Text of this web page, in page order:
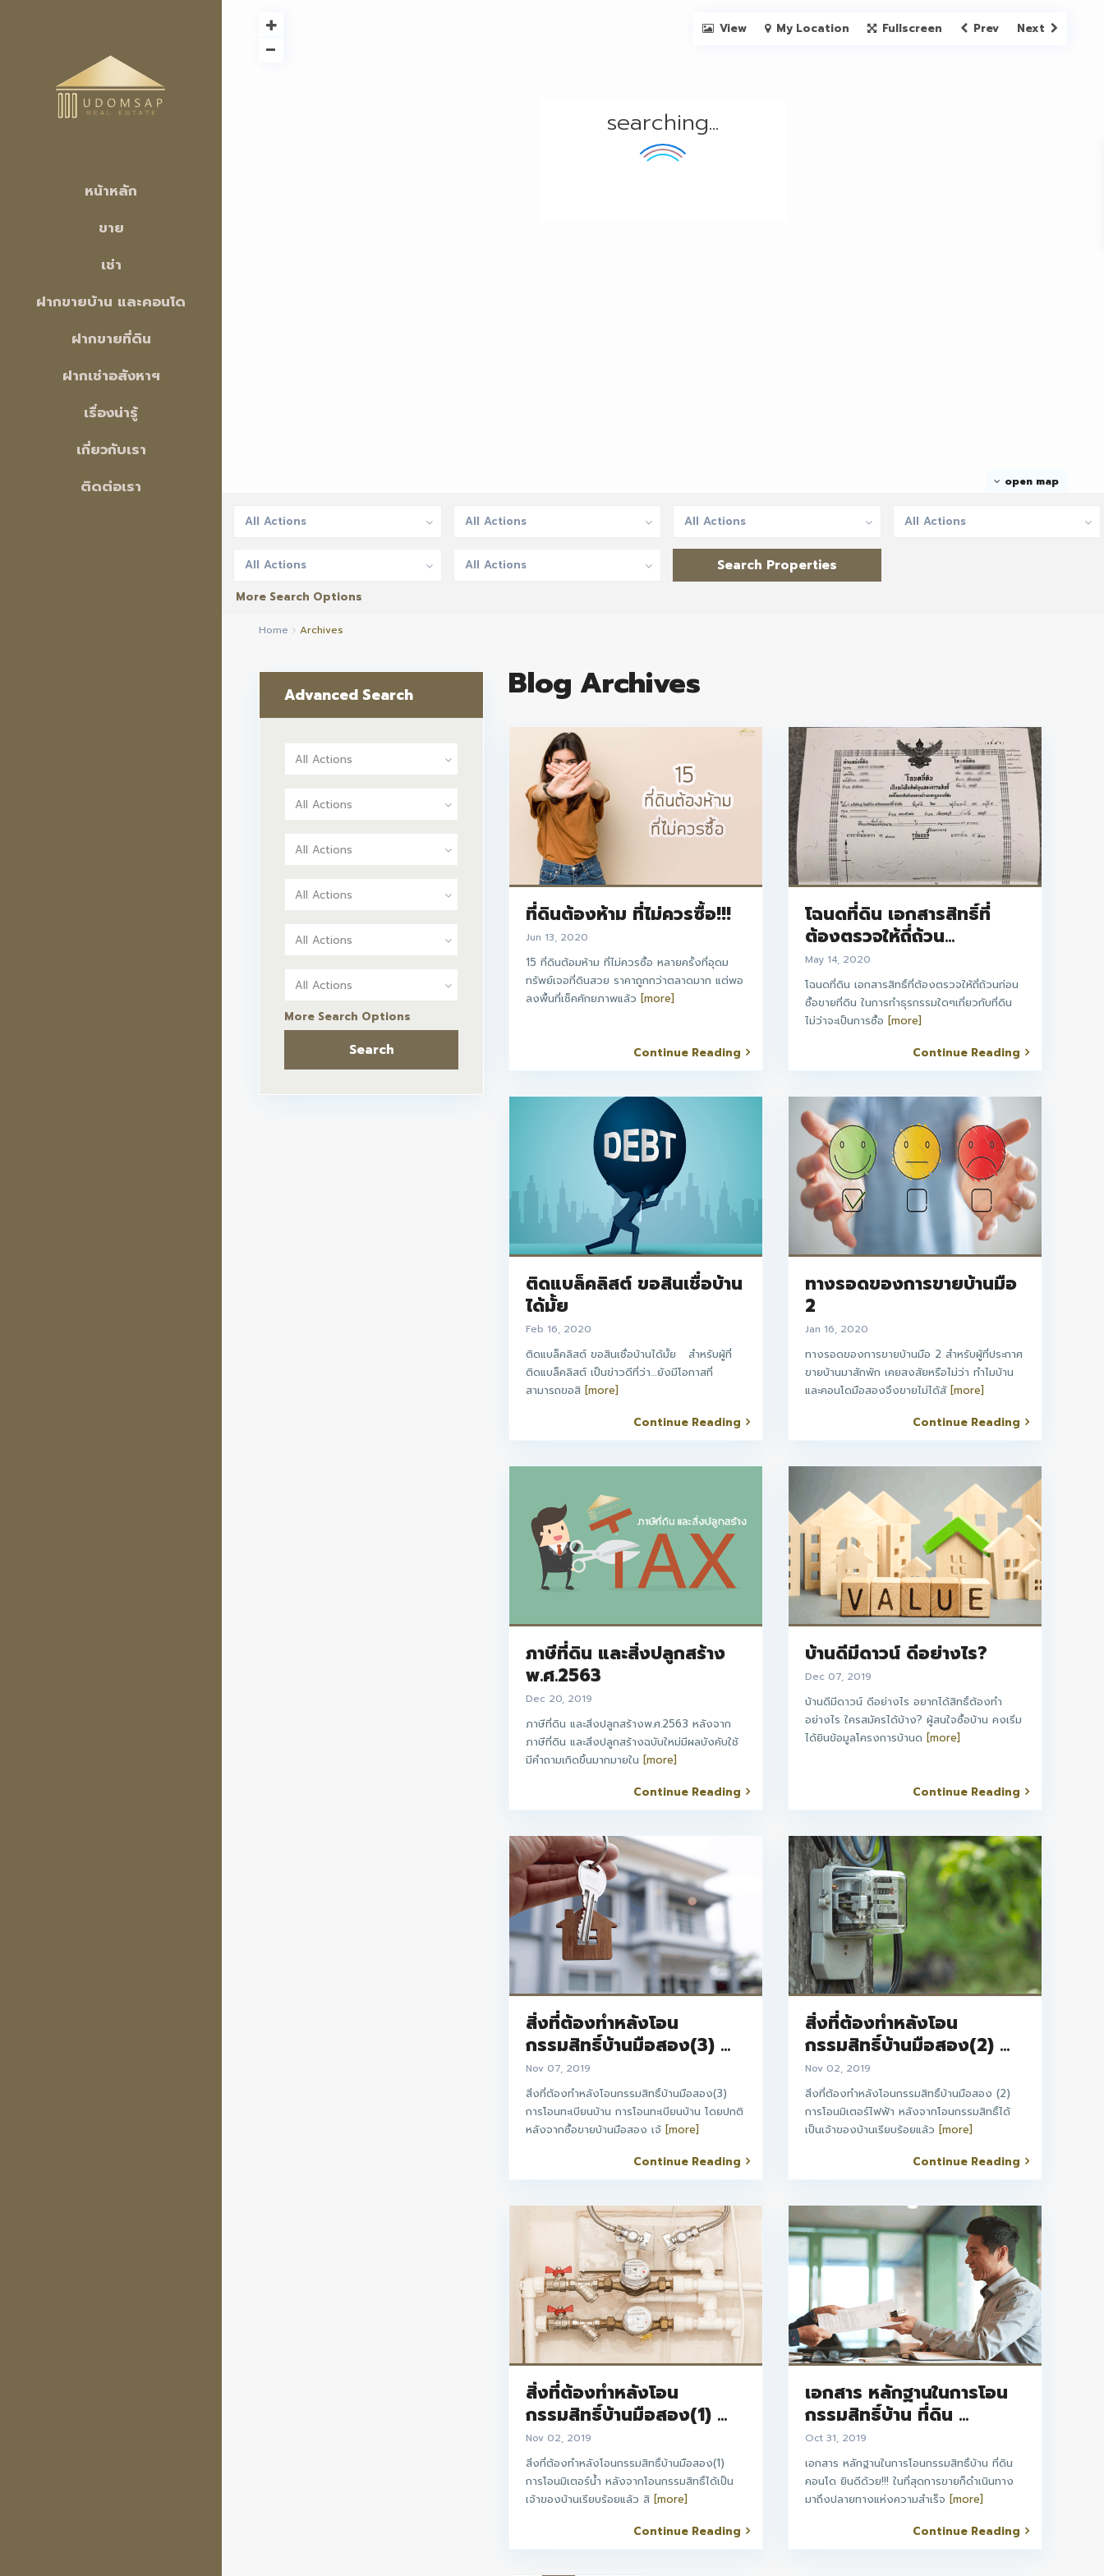
หน้าหลัก
ขาย
เช่า
ฝากขายบ้าน และคอนโด
ฝากขายที่ดิน
ฝากเช่าอสังหาฯ
เรื่องน่ารู้
เกี่ยวกับเรา
ติดต่อเรา
searching...
open map
View My Location Fullscreen Prev Next
All Actions All Actions All Actions All Actions
All Actions All Actions
More Search Options
Home Archives
Blog Archives
ที่ดินต้องห้าม ที่ไม่ควรซื้อ!!!
Jun 13, 2020
15 ที่ดินต้อมห้าม ที่ไม่ควรซื้อ หลายครั้งที่อุดม
ทรัพย์เจอที่ดินสวย ราคาถูกกว่าตลาดมาก แต่พอ
ลงพื้นที่เช็คศักยภาพแล้ว [more]
Continue Reading
โฉนดที่ดิน เอกสารสิทธิ์ที่
ต้องตรวจให้ถี่ถ้วน...
May 14, 2020
โฉนดที่ดิน เอกสารสิทธิ์ที่ต้องตรวจให้ถี่ถ้วนก่อน
ซื้อขายที่ดิน ในการทำธุรกรรมใดๆเกี่ยวกับที่ดิน
ไม่ว่าจะเป็นการซื้อ [more]
Continue Reading
ติดแบล็คลิสต์ ขอสินเชื่อบ้าน
ได้มั้ย
Feb 16, 2020
ติดแบล็คลิสต์ ขอสินเชื่อบ้านได้มั้ย สำหรับผู้ที่
ติดแบล็คลิสต์ เป็นข่าวดีที่ว่า…ยังมีโอกาสที่
สามารถขอสิ [more]
Continue Reading
ทางรอดของการขายบ้านมือ
2
Jan 16, 2020
ทางรอดของการขายบ้านมือ 2 สำหรับผู้ที่ประกาศ
ขายบ้านมาสักพัก เคยสงสัยหรือไม่ว่า ทำไมบ้าน
และคอนโดมือสองจึงขายไม่ได้สั [more]
Continue Reading
ภาษีที่ดิน และสิ่งปลูกสร้าง
พ.ศ.2563
Dec 20, 2019
ภาษีที่ดิน และสิ่งปลูกสร้างพ.ศ.2563 หลังจาก
ภาษีที่ดิน และสิ่งปลูกสร้างฉบับใหม่มีผลบังคับใช้
มีคำถามเกิดขึ้นมากมายใน [more]
Continue Reading
บ้านดีมีดาวน์ ดีอย่างไร?
Dec 07, 2019
บ้านดีมีดาวน์ ดีอย่างไร อยากได้สิทธิ์ต้องทำ
อย่างไร ใครสมัครได้บ้าง? ผู้สนใจซื้อบ้าน คงเริ่ม
ได้ยินข้อมูลโครงการบ้านด [more]
Continue Reading
สิ่งที่ต้องทำหลังโอน
กรรมสิทธิ์บ้านมือสอง(3) ...
Nov 07, 2019
สิ่งที่ต้องทำหลังโอนกรรมสิทธิ์บ้านมือสอง(3)
การโอนทะเบียนบ้าน การโอนทะเบียนบ้าน โดยปกติ
หลังจากซื้อขายบ้านมือสอง เจ้ [more]
Continue Reading
สิ่งที่ต้องทำหลังโอน
กรรมสิทธิ์บ้านมือสอง(2) ...
Nov 02, 2019
สิ่งที่ต้องทำหลังโอนกรรมสิทธิ์บ้านมือสอง (2)
การโอนมิเตอร์ไฟฟ้า หลังจากโอนกรรมสิทธิ์ได้
เป็นเจ้าของบ้านเรียบร้อยแล้ว [more]
Continue Reading
สิ่งที่ต้องทำหลังโอน
กรรมสิทธิ์บ้านมือสอง(1) ...
Nov 02, 2019
สิ่งที่ต้องทำหลังโอนกรรมสิทธิ์บ้านมือสอง(1)
การโอนมิเตอร์น้ำ หลังจากโอนกรรมสิทธิ์ได้เป็น
เจ้าของบ้านเรียบร้อยแล้ว สิ [more]
Continue Reading
เอกสาร หลักฐานในการโอน
กรรมสิทธิ์บ้าน ที่ดิน ...
Oct 31, 2019
เอกสาร หลักฐานในการโอนกรรมสิทธิ์บ้าน ที่ดิน
คอนโด ยินดีด้วย!!! ในที่สุดการขายก็ดำเนินทาง
มาถึงปลายทางแห่งความสำเร็จ [more]
Continue Reading
Advanced Search
All Actions
All Actions
All Actions
All Actions
All Actions
All Actions
More Search Options
Search